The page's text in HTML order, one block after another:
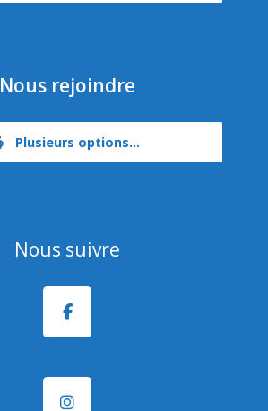
Nous rejoindre
Plusieurs options...
Nous suivre